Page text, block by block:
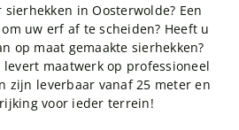
sierhekken in Oosterwolde? Een
uw erf af te scheiden? Heeft u
op maat gemaakte sierhekken?
maatwerk op professioneel
zijn leverbaar vanaf 25 meter en
voor ieder terrein!